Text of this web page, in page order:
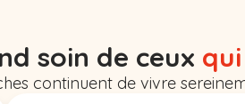
soin de ceux
continuent de vivre